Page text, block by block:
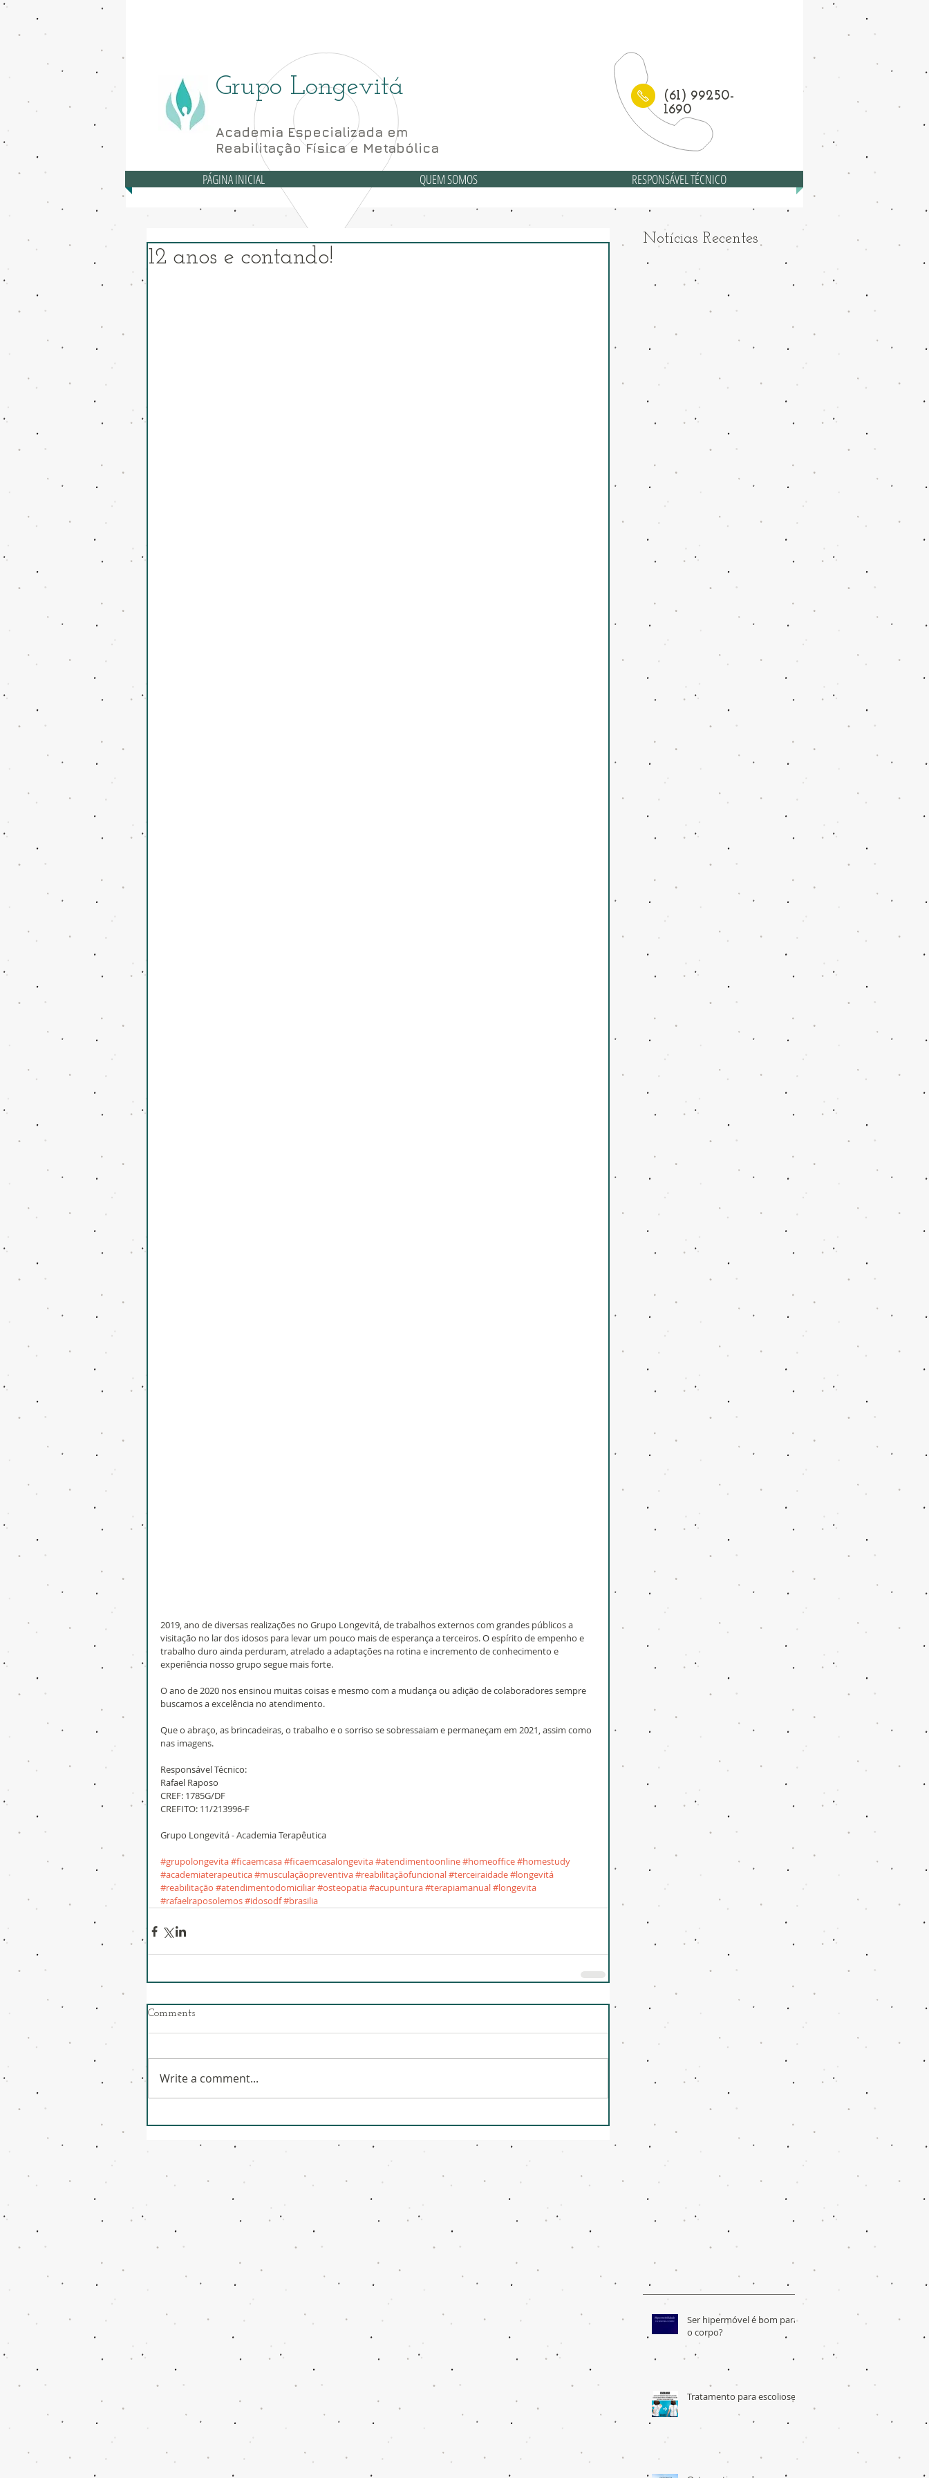
Grupo Longevitá
Academia Especializada em
Reabilitação Física e Metabólica
(61) 99250-
1690
PÁGINA INICIAL QUEM SOMOS RESPONSÁVEL TÉCNICO
12 anos e contando!
2019, ano de diversas realizações no Grupo Longevitá, de trabalhos externos com grandes públicos a
visitação no lar dos idosos para levar um pouco mais de esperança a terceiros. O espírito de empenho e
trabalho duro ainda perduram, atrelado a adaptações na rotina e incremento de conhecimento e
experiência nosso grupo segue mais forte.
O ano de 2020 nos ensinou muitas coisas e mesmo com a mudança ou adição de colaboradores sempre
buscamos a excelência no atendimento.
Que o abraço, as brincadeiras, o trabalho e o sorriso se sobressaiam e permaneçam em 2021, assim como
nas imagens.
Responsável Técnico:
Rafael Raposo
CREF: 1785G/DF
CREFITO: 11/213996-F
Grupo Longevitá - Academia Terapêutica
#grupolongevita#ficaemcasa#ficaemcasalongevita#atendimentoonline#homeoffice#homestudy
#academiaterapeutica#musculaçãopreventiva#reabilitaçãofuncional#terceiraidade#longevitá
#reabilitação #atendimentodomiciliar#osteopatia#acupuntura#terapiamanual#longevita
#rafaelraposolemos#idosodf#brasilia
Comments
Write a comment...
Notícias Recentes
Ser hipermóvel é bom para
o corpo?
Tratamento para escoliose